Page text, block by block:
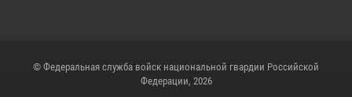
© Федеральная служба войск национальной гвардии Российской
Федерации, 2026